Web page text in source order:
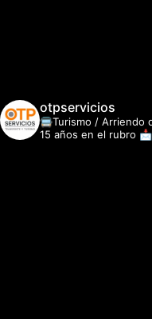
otpservicios
🚍Turismo / Arriendo
15 años en el rubro